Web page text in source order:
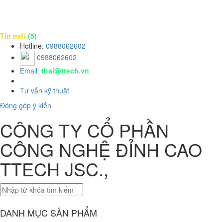
Tin mới (5)
Hotline: 0988062602
0988062602
Email: thai@ttech.vn
Tư vấn kỹ thuật
Đóng góp ý kiến
CÔNG TY CỔ PHẦN
CÔNG NGHỆ ĐỈNH CAO
TTECH JSC.,
DANH MỤC SẢN PHẨM